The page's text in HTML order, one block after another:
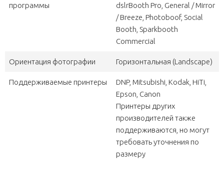
программы
dslrBooth Pro, General / Mirror
/ Breeze, Photoboof, Social
Booth, Sparkbooth
Commercial
Ориентация фотографии Горизонтальная (Landscape)
Поддерживаемые принтеры
DNP, Mitsubishi, Kodak, HiTi,
Epson, Canon
Принтеры других
производителей также
поддерживаются, но могут
требовать уточнения по
размеру